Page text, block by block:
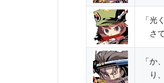
「光
さて
「か
り、